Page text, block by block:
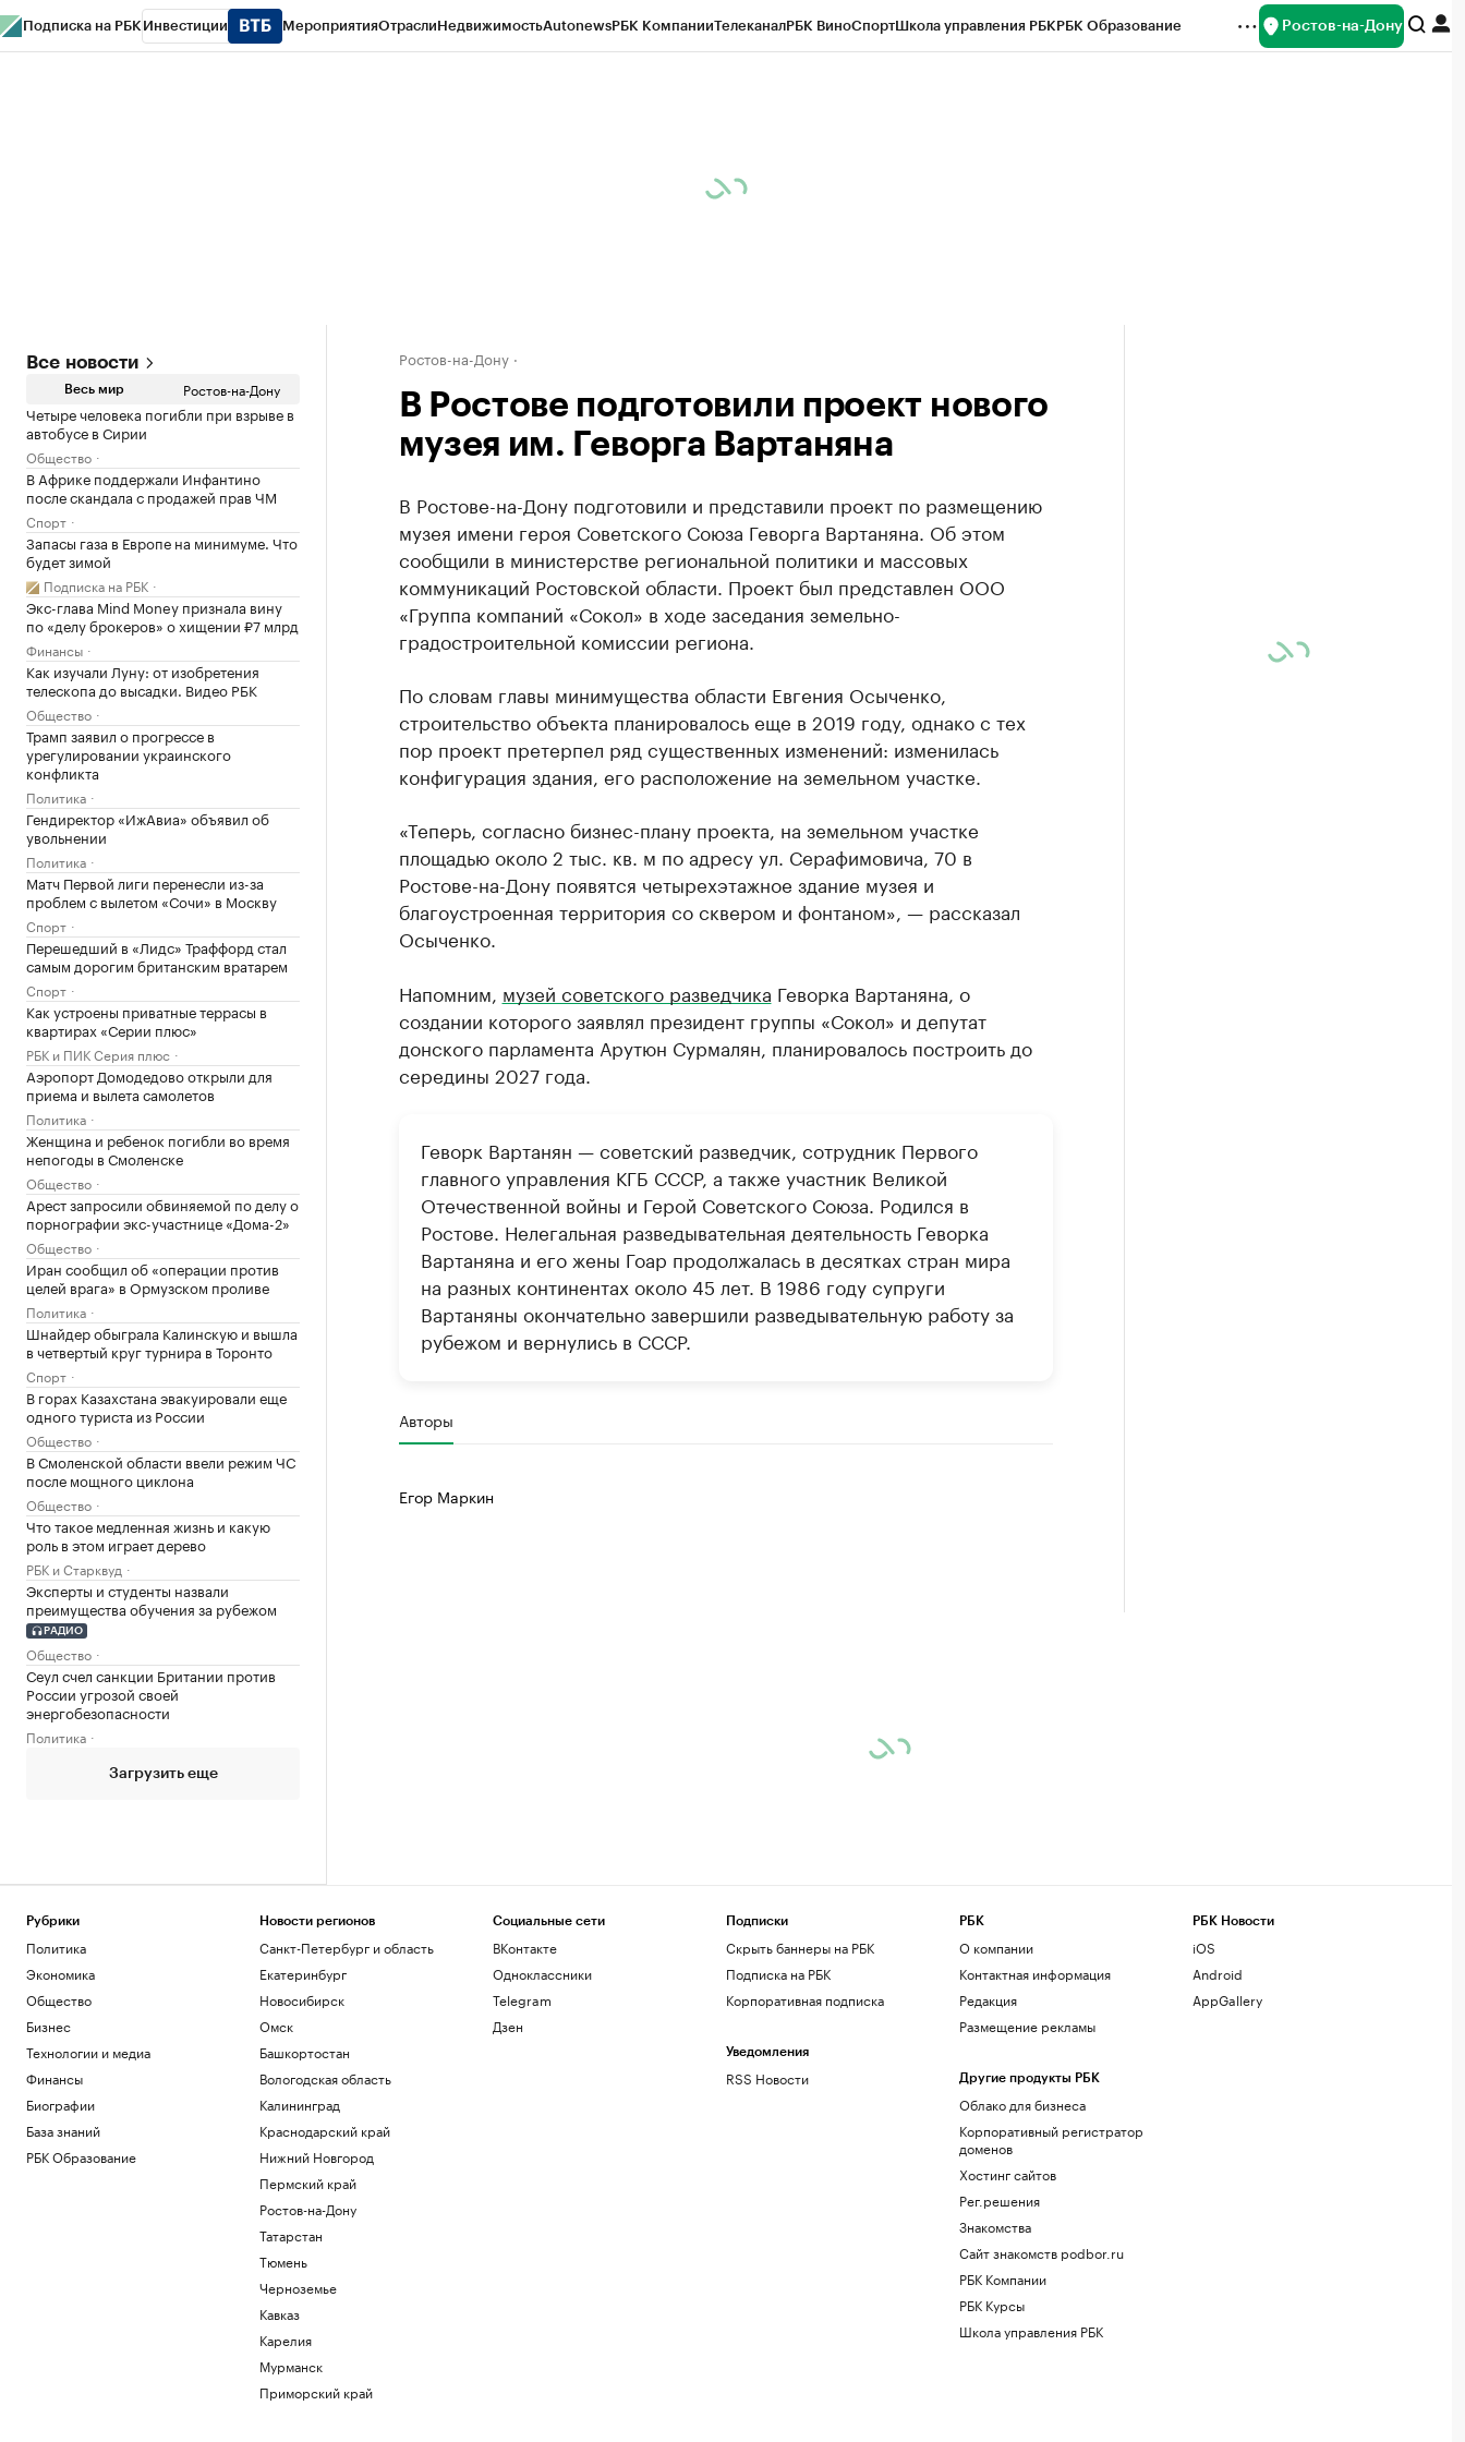
Подписка на РБК Инвестиции МероприятияОтраслиНедвижимостьAutonewsРБК КомпанииТелеканалРБК ВиноСпортШкола управления РБКРБК Образование Ростов-на-Дону
Все новости
Весь мир Ростов-на-Дону
Четыре человека погибли при взрыве в
автобусе в Сирии
Общество
В Африке поддержали Инфантино
после скандала с продажей прав ЧМ
Спорт
Запасы газа в Европе на минимуме. Что
будет зимой
Подписка на РБК
Экс-глава Mind Money признала вину
по «делу брокеров» о хищении ₽7 млрд
Финансы
Как изучали Луну: от изобретения
телескопа до высадки. Видео РБК
Общество
Трамп заявил о прогрессе в
урегулировании украинского
конфликта
Политика
Гендиректор «ИжАвиа» объявил об
увольнении
Политика
Матч Первой лиги перенесли из-за
проблем с вылетом «Сочи» в Москву
Спорт
Перешедший в «Лидс» Траффорд стал
самым дорогим британским вратарем
Спорт
Как устроены приватные террасы в
квартирах «Серии плюс»
РБК и ПИК Серия плюс
Аэропорт Домодедово открыли для
приема и вылета самолетов
Политика
Женщина и ребенок погибли во время
непогоды в Смоленске
Общество
Арест запросили обвиняемой по делу о
порнографии экс-участнице «Дома-2»
Общество
Иран сообщил об «операции против
целей врага» в Ормузском проливе
Политика
Шнайдер обыграла Калинскую и вышла
в четвертый круг турнира в Торонто
Спорт
В горах Казахстана эвакуировали еще
одного туриста из России
Общество
В Смоленской области ввели режим ЧС
после мощного циклона
Общество
Что такое медленная жизнь и какую
роль в этом играет дерево
РБК и Старквуд
Эксперты и студенты назвали
преимущества обучения за рубежом
РАДИО
Общество
Сеул счел санкции Британии против
России угрозой своей
энергобезопасности
Политика
Загрузить еще
Ростов-на-Дону
В Ростове подготовили проект нового
музея им. Геворга Вартаняна
В Ростове-на-Дону подготовили и представили проект по размещению
музея имени героя Советского Союза Геворга Вартаняна. Об этом
сообщили в министерстве региональной политики и массовых
коммуникаций Ростовской области. Проект был представлен ООО
«Группа компаний «Сокол» в ходе заседания земельно-
градостроительной комиссии региона.
По словам главы минимущества области Евгения Осыченко,
строительство объекта планировалось еще в 2019 году, однако с тех
пор проект претерпел ряд существенных изменений: изменилась
конфигурация здания, его расположение на земельном участке.
«Теперь, согласно бизнес-плану проекта, на земельном участке
площадью около 2 тыс. кв. м по адресу ул. Серафимовича, 70 в
Ростове-на-Дону появятся четырехэтажное здание музея и
благоустроенная территория со сквером и фонтаном», — рассказал
Осыченко.
Напомним, музей советского разведчика Геворка Вартаняна, о
создании которого заявлял президент группы «Сокол» и депутат
донского парламента Арутюн Сурмалян, планировалось построить до
середины 2027 года.
Геворк Вартанян — советский разведчик, сотрудник Первого
главного управления КГБ СССР, а также участник Великой
Отечественной войны и Герой Советского Союза. Родился в
Ростове. Нелегальная разведывательная деятельность Геворка
Вартаняна и его жены Гоар продолжалась в десятках стран мира
на разных континентах около 45 лет. В 1986 году супруги
Вартаняны окончательно завершили разведывательную работу за
рубежом и вернулись в СССР.
Авторы
Егор Маркин
Рубрики
Политика
Экономика
Общество
Бизнес
Технологии и медиа
Финансы
Биографии
База знаний
РБК Образование
Новости регионов
Санкт-Петербург и область
Екатеринбург
Новосибирск
Омск
Башкортостан
Вологодская область
Калининград
Краснодарский край
Нижний Новгород
Пермский край
Ростов-на-Дону
Татарстан
Тюмень
Черноземье
Кавказ
Карелия
Мурманск
Приморский край
Социальные сети
ВКонтакте
Одноклассники
Telegram
Дзен
Подписки
Скрыть баннеры на РБК
Подписка на РБК
Корпоративная подписка
Уведомления
RSS Новости
РБК
О компании
Контактная информация
Редакция
Размещение рекламы
Другие продукты РБК
Облако для бизнеса
Корпоративный регистратор
доменов
Хостинг сайтов
Рег.решения
Знакомства
Сайт знакомств podbor.ru
РБК Компании
РБК Курсы
Школа управления РБК
РБК Новости
iOS
Android
AppGallery